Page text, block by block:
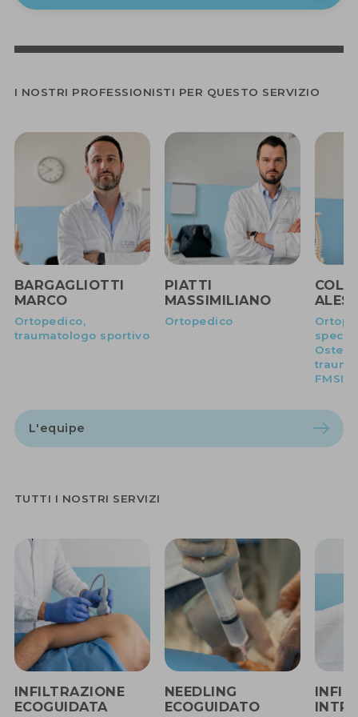
I NOSTRI PROFESSIONISTI PER QUESTO SERVIZIO
BARGAGLIOTTI
MARCO
Ortopedico,
traumatologo sportivo
PIATTI
MASSIMILIANO
Ortopedico
FMSI
L'equipe
TUTTI I NOSTRI SERVIZI
INFILTRAZIONE
ECOGUIDATA
NEEDLING
ECOGUIDATO